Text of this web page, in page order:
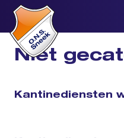
Niet
Kantinediensten